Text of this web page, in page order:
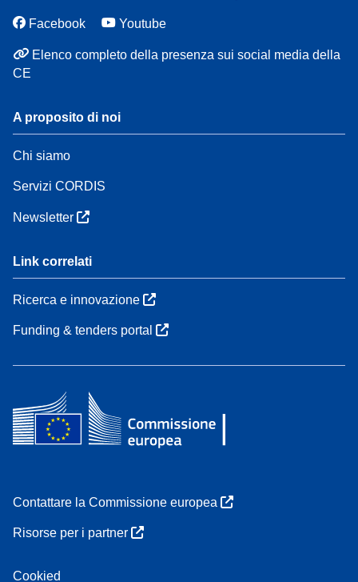
Facebook Youtube
Elenco completo della presenza sui social media della
CE
A proposito di noi
Chi siamo
Servizi CORDIS
Newsletter
Link correlati
Ricerca e innovazione
Funding & tenders portal
Contattare la Commissione europea
Risorse per i partner
Cookied